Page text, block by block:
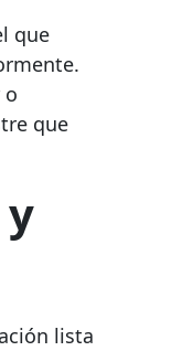
que
o
que
lista